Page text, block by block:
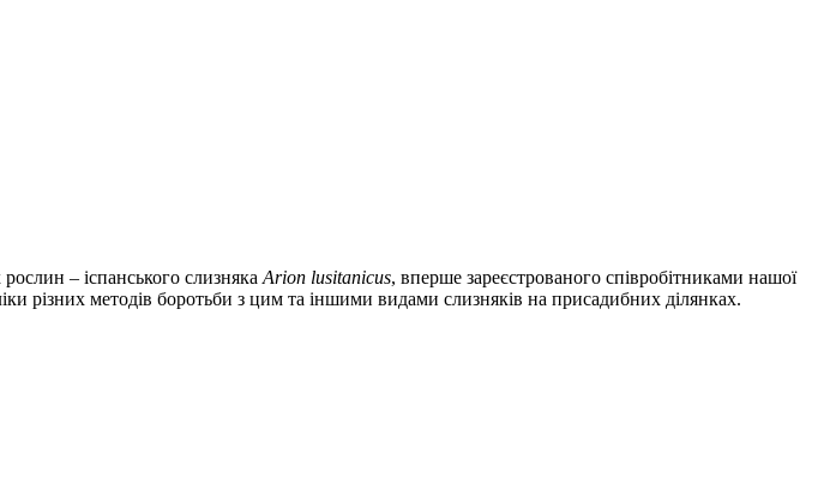
– іспанського слизняка Arion lusitanicus, вперше зареєстрованого співробітниками нашої
різних методів боротьби з цим та іншими видами слизняків на присадибних ділянках.